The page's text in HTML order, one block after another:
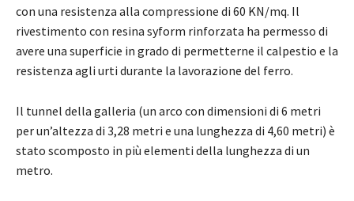
con una resistenza alla compressione di 60 KN/mq. Il
rivestimento con resina syform rinforzata ha permesso di
avere una superficie in grado di permetterne il calpestio e la
resistenza agli urti durante la lavorazione del ferro.
Il tunnel della galleria (un arco con dimensioni di 6 metri
per un’altezza di 3,28 metri e una lunghezza di 4,60 metri) è
stato scomposto in più elementi della lunghezza di un
metro.